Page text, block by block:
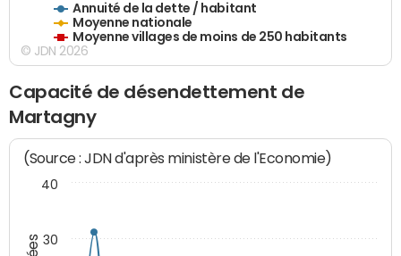
Annuité de la dette / habitant
Moyenne nationale
Moyenne villages de moins de 250 habitants
© JDN 2026
Capacité de désendettement de
Martagny
(Source : JDN d'après ministère de l'Economie)
30
40